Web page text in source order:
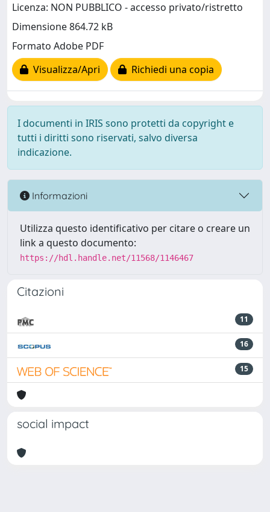
Licenza: NON PUBBLICO - accesso privato/ristretto
Dimensione 864.72 kB
Formato Adobe PDF
Visualizza/Apri
Richiedi una copia
I documenti in IRIS sono protetti da copyright e
tutti i diritti sono riservati, salvo diversa
indicazione.
Informazioni
Utilizza questo identificativo per citare o creare un
link a questo documento:
https://hdl.handle.net/11568/1146467
Citazioni
11
16
15
social impact